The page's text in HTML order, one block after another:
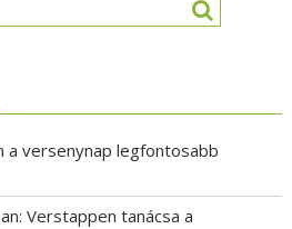
a versenynap legfontosabb
Verstappen tanácsa a